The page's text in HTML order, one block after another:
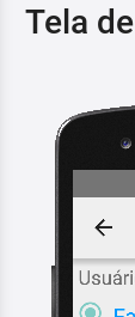
Tela